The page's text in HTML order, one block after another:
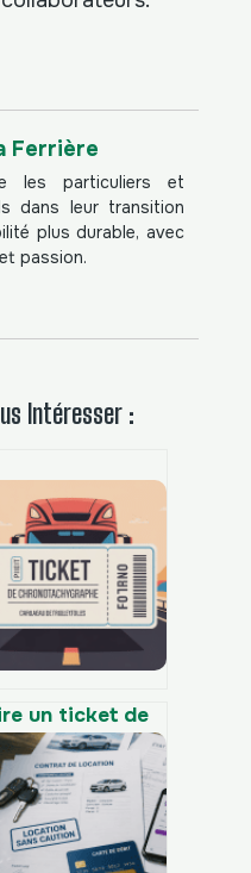
Ferrière
les particuliers et
dans leur transition
plus durable, avec
passion.
Intéresser :
un ticket de
clair pour
plus se